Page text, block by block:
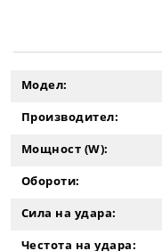
Модел:
Производител:
Мощност (W):
Обороти:
Сила на удара:
Честота на удара: